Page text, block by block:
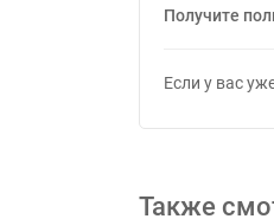
Получите
Если у вас
Также